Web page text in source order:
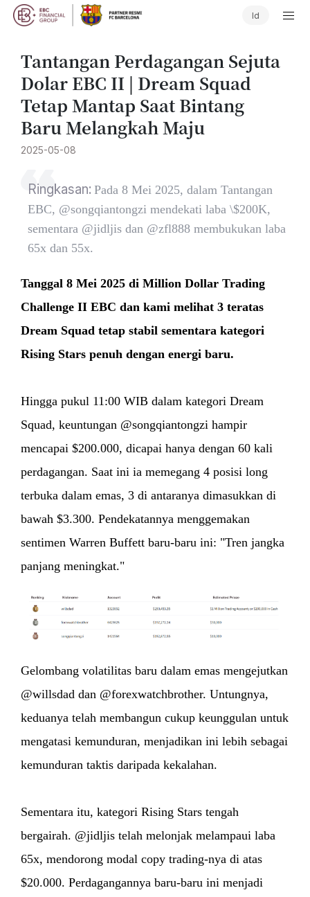
Id
Tantangan Perdagangan Sejuta
Dolar EBC II | Dream Squad
Tetap Mantap Saat Bintang
Baru Melangkah Maju
2025-05-08
Ringkasan: Pada 8 Mei 2025, dalam Tantangan
EBC, @songqiantongzi mendekati laba \$200K,
sementara @jidljis dan @zfl888 membukukan laba
65x dan 55x.
Tanggal 8 Mei 2025 di Million Dollar Trading
Challenge II EBC dan kami melihat 3 teratas
Dream Squad tetap stabil sementara kategori
Rising Stars penuh dengan energi baru.
Hingga pukul 11:00 WIB dalam kategori Dream
Squad, keuntungan @songqiantongzi hampir
mencapai $200.000, dicapai hanya dengan 60 kali
perdagangan. Saat ini ia memegang 4 posisi long
terbuka dalam emas, 3 di antaranya dimasukkan di
bawah $3.300. Pendekatannya menggemakan
sentimen Warren Buffett baru-baru ini: "Tren jangka
panjang meningkat."
Gelombang volatilitas baru dalam emas mengejutkan
@willsdad dan @forexwatchbrother. Untungnya,
keduanya telah membangun cukup keunggulan untuk
mengatasi kemunduran, menjadikan ini lebih sebagai
kemunduran taktis daripada kekalahan.
Sementara itu, kategori Rising Stars tengah
bergairah. @jidljis telah melonjak melampaui laba
65x, mendorong modal copy trading-nya di atas
$20.000. Perdagangannya baru-baru ini menjadi